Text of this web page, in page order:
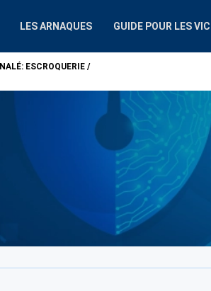
LES ARNAQUES GUIDE POUR LES
ESCROQUERIE /